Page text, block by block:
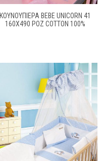
ΚΟΥΝΟΥΠΙΕΡΑ BEBE UNICORN 41
160X490 ΡΟΖ COTTON 100%